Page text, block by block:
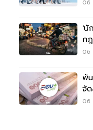
06
'นั
ก
เป็
06
พั
จั
สู
06